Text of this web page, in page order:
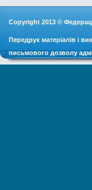
Copyright 2013 ©
Передрук матеріалів і
письмового дозволу